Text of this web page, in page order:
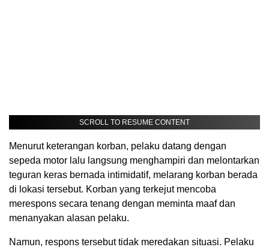
SCROLL TO RESUME CONTENT
Menurut keterangan korban, pelaku datang dengan
sepeda motor lalu langsung menghampiri dan melontarkan
teguran keras bernada intimidatif, melarang korban berada
di lokasi tersebut. Korban yang terkejut mencoba
merespons secara tenang dengan meminta maaf dan
menanyakan alasan pelaku.
Namun, respons tersebut tidak meredakan situasi. Pelaku